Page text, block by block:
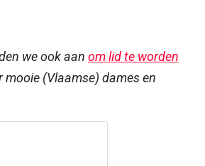
we ook aan om lid te worden
mooie (Vlaamse) dames en